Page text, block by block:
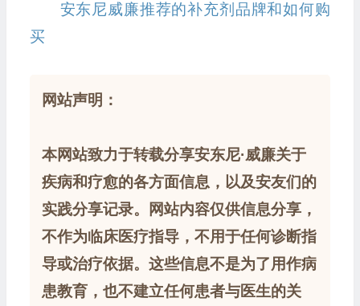
安东尼威廉推荐的补充剂品牌和如何购
买
网站声明：
本网站致力于转载分享安东尼·威廉关于
疾病和疗愈的各方面信息，以及安友们的
实践分享记录。网站内容仅供信息分享，
不作为临床医疗指导，不用于任何诊断指
导或治疗依据。这些信息不是为了用作病
患教育，也不建立任何患者与医生的关